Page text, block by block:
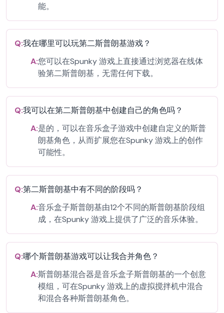
能。
Q:我在哪里可以玩第二斯普朗基游戏？
A:您可以在Spunky 游戏上直接通过浏览器在线体
验第二斯普朗基，无需任何下载。
Q:我可以在第二斯普朗基中创建自己的角色吗？
A:是的，可以在音乐盒子游戏中创建自定义的斯普
朗基角色，从而扩展您在Spunky 游戏上的创作
可能性。
Q:第二斯普朗基中有不同的阶段吗？
A:音乐盒子斯普朗基由12个不同的斯普朗基阶段组
成，在Spunky 游戏上提供了广泛的音乐体验。
Q:哪个斯普朗基游戏可以让我合并角色？
A:斯普朗基混合器是音乐盒子斯普朗基的一个创意
模组，可在Spunky 游戏上的虚拟搅拌机中混合
和混合各种斯普朗基角色。